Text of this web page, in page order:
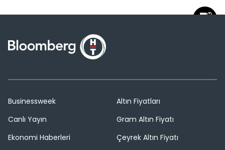
Businessweek
Canlı Yayın
Ekonomi Haberleri
Altın Fiyatları
Gram Altın Fiyatı
Çeyrek Altın Fiyatı